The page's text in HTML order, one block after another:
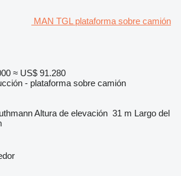
MAN TGL plataforma sobre camión
≈ US$ 91.280
- plataforma sobre camión
Altura de elevación 31 m Largo del